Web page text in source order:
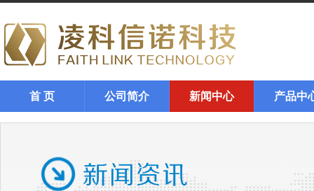
首 页 公司简介 新闻中心 产品中